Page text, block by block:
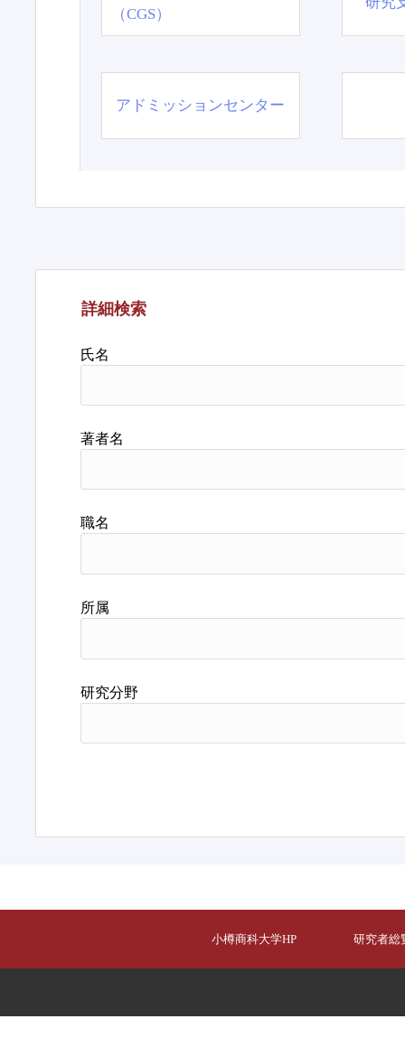
（CGS）
アドミッションセンター
詳細検索
氏名
著者名
職名
所属
研究分野
小樽商科大学HP 研究者総